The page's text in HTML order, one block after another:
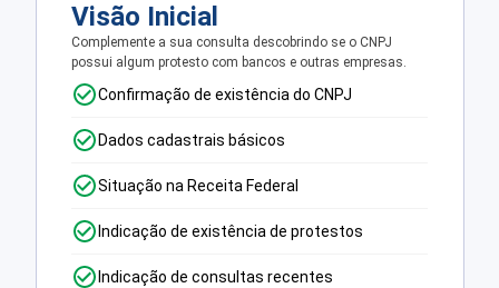
Visão Inicial
Complemente a sua consulta descobrindo se o CNPJ
possui algum protesto com bancos e outras empresas.
Confirmação de existência do CNPJ
Dados cadastrais básicos
Situação na Receita Federal
Indicação de existência de protestos
Indicação de consultas recentes